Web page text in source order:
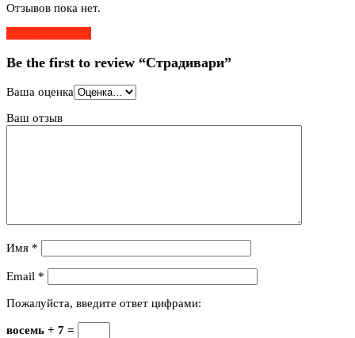
Отзывов пока нет.
Be the first to review “Страдивари”
Ваша оценка
Ваш отзыв
Имя *
Email *
Пожалуйста, введите ответ цифрами:
восемь + 7 =